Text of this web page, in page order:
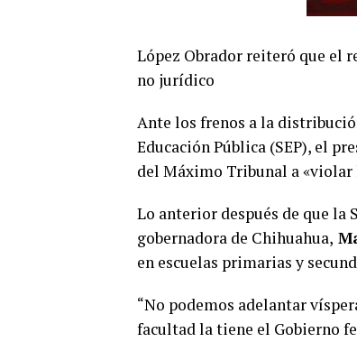
López Obrador reiteró que el
no jurídico
Ante los frenos a la
Educación Pública (SEP), el
del Máximo Tribunal a
Lo anterior después de que la
gobernadora de Chihuahua,
en escuelas primarias y
“No podemos adelantar
facultad la tiene el Gobierno